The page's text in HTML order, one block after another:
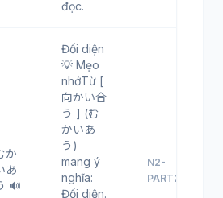
đọc.
か
あ
🔊
Đối diện
💡 Mẹo
nhớTừ [
向かい合
う ] (む
かいあ
う)
mang ý
nghĩa:
Đối diện.
N2-
PART22